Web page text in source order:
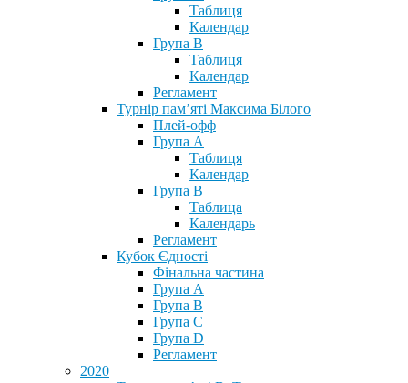
Таблиця
Календар
Група В
Таблиця
Календар
Регламент
Турнір пам’яті Максима Білого
Плей-офф
Група А
Таблиця
Календар
Група В
Таблица
Календарь
Регламент
Кубок Єдності
Фінальна частина
Група А
Група В
Група С
Група D
Регламент
2020